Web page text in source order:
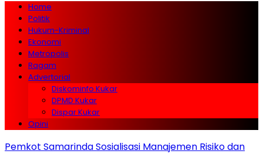
Home
Politik
Hukum-Kriminal
Ekonomi
Metropolis
Ragam
Advertorial
Diskominfo Kukar
DPMD Kukar
Dispar Kukar
Opini
Pemkot Samarinda Sosialisasi Manajemen Risiko dan